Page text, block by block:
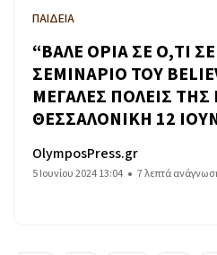
ΠΑΙΔΕΙΑ
“ΒΑΛΕ ΟΡΙΑ ΣΕ Ο,ΤΙ
ΣΕΜΙΝΑΡΙΟ ΤΟΥ
ΜΕΓΑΛΕΣ ΠΟΛΕΙΣ ΤΗΣ
ΘΕΣΣΑΛΟΝΙΚΗ 12
OlymposPress.gr
5 Ιουνίου 2024 13:04 7 λεπτά